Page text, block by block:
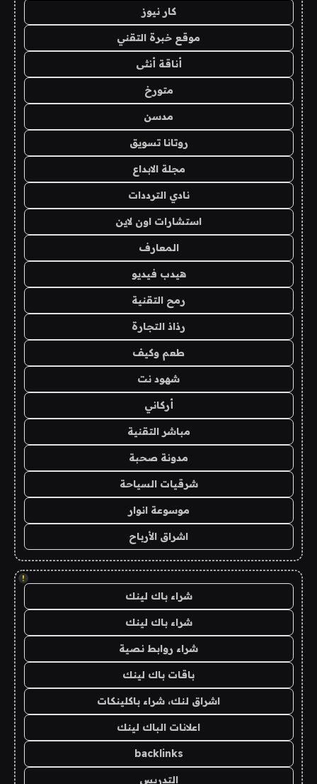
كار نيوز
موقع خبرة التقني
أناقة أنثى
متورخ
مدسن
روتانا تسويق
مجلة الابداع
نادي الترددات
استشارات اون لاين
المعارف
هيدب فيديو
رمح التقنية
رذاذ التجارة
طعم وكيف
شهود نت
أركاني
مباشر التقنية
مدونة صحبة
شرقيات السياحة
موسوعة انوار
اشراق الأرباح
!
شراء باك لينك
شراء باك لينك
شراء روابط نصية
باقات باك لينك
اشراق لنك، شراء باكلينكات
اعلانات الباك لينك
backlinks
التدريس